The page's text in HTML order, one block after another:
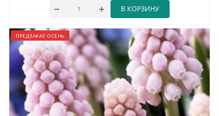
В КОРЗИНУ
ПРЕДЗАКАЗ ОСЕНЬ